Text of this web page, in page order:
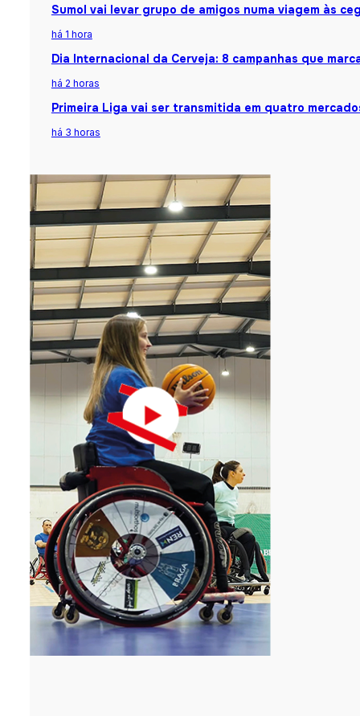
Sumol vai levar grupo de amigos numa viagem às
há 1 hora
Dia Internacional da Cerveja: 8 campanhas que
há 2 horas
Primeira Liga vai ser transmitida em quatro
há 3 horas